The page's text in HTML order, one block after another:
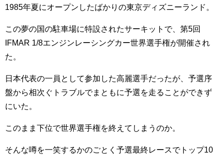
1985年夏にオープンしたばかりの東京ディズニーランド。
この夢の国の駐車場に特設されたサーキットで、第5回
IFMAR 1/8エンジンレーシングカー世界選手権が開催され
た。
日本代表の一員として参加した高麗選手だったが、予選序
盤から相次ぐトラブルでまともに予選を走ることができず
にいた。
このまま下位で世界選手権を終えてしまうのか。
そんな噂を一笑するかのごとく予選最終レースでトップ10